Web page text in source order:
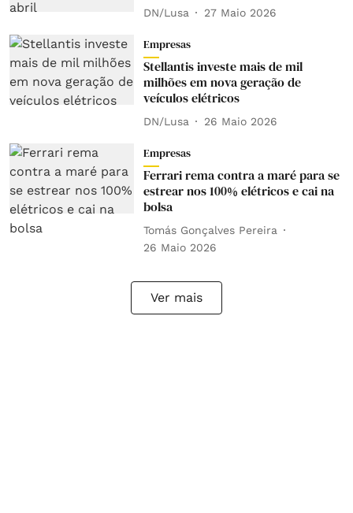
DN/Lusa 27 Maio 2026
Empresas
Stellantis investe mais de mil
milhões em nova geração de
veículos elétricos
DN/Lusa 26 Maio 2026
Empresas
Ferrari rema contra a maré para se
estrear nos 100% elétricos e cai na
bolsa
Tomás Gonçalves Pereira
26 Maio 2026
Ver mais